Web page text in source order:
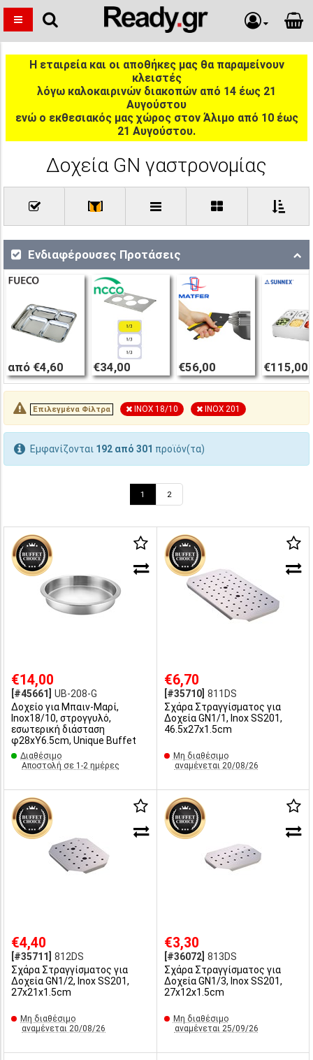
Η εταιρεία και οι αποθήκες μας θα παραμείνουν
κλειστές
λόγω καλοκαιρινών διακοπών από 14 έως 21
Αυγούστου
ενώ ο εκθεσιακός μας χώρος στον Άλιμο από 10 έως
21 Αυγούστου.
Δοχεία GN γαστρονομίας
[ ]
Ενδιαφέρουσες Προτάσεις
από €4,60 €34,00 €56,00 €115,00
Επιλεγμένα Φίλτρα INOX 18/10 INOX 201
Εμφανίζονται 192 από 301 προϊόν(τα)
1 2
€14,00
[#45661]
UB-208-G
Δοχείο για Μπαιν-Μαρί,
Inox18/10, στρογγυλό,
εσωτερική διάσταση
φ28xΥ6.5cm, Unique Buffet
Διαθέσιμο
Αποστολή σε 1-2 ημέρες
€6,70
[#35710] 811DS
Σχάρα Στραγγίσματος για
Δοχεία GN1/1, Inox SS201,
46.5x27x1.5cm
Μη διαθέσιμο
αναμένεται 20/08/26
€4,40
[#35711]
812DS
Σχάρα Στραγγίσματος για
Δοχεία GN1/2, Inox SS201,
27x21x1.5cm
Μη διαθέσιμο
αναμένεται 20/08/26
€3,30
[#36072] 813DS
Σχάρα Στραγγίσματος για
Δοχεία GN1/3, Inox SS201,
27x12x1.5cm
Μη διαθέσιμο
αναμένεται 25/09/26